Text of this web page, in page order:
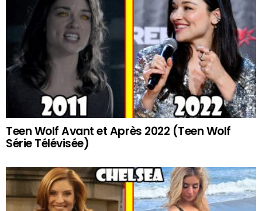
Teen Wolf Avant et Après 2022 (Teen Wolf
Série Télévisée)